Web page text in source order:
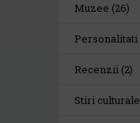
Muzee (26)
Personalitati
Recenzii (2)
Stiri culturale